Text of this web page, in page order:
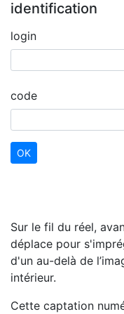
identification
login
code
Sur le fil du réel,
déplace pour
d'un au-delà de
intérieur.
Cette captation